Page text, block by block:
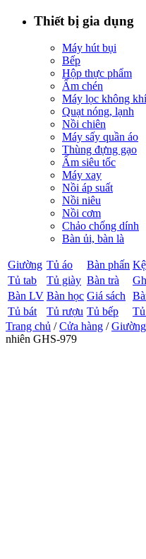
Thiết bị gia dụng
Máy hút bụi
Bếp
Hộp thực phẩm
Ấm chén
Máy lọc không khí
Quạt nóng, lạnh
Nồi chiên
Máy sấy quần áo
Thùng đựng gạo
Ấm siêu tốc
Máy xay
Nồi áp suất
Nồi niêu
Nồi cơm
Chảo chống dính
Bàn ủi, bàn là
Giường Tủ áo Bàn phấn
Tủ tab Tủ giày Bàn trà
Bàn LV Bàn học Giá sách
Tủ bát Tủ rượu Tủ bếp
Trang chủ /Cửa hàng /
nhiên GHS-979